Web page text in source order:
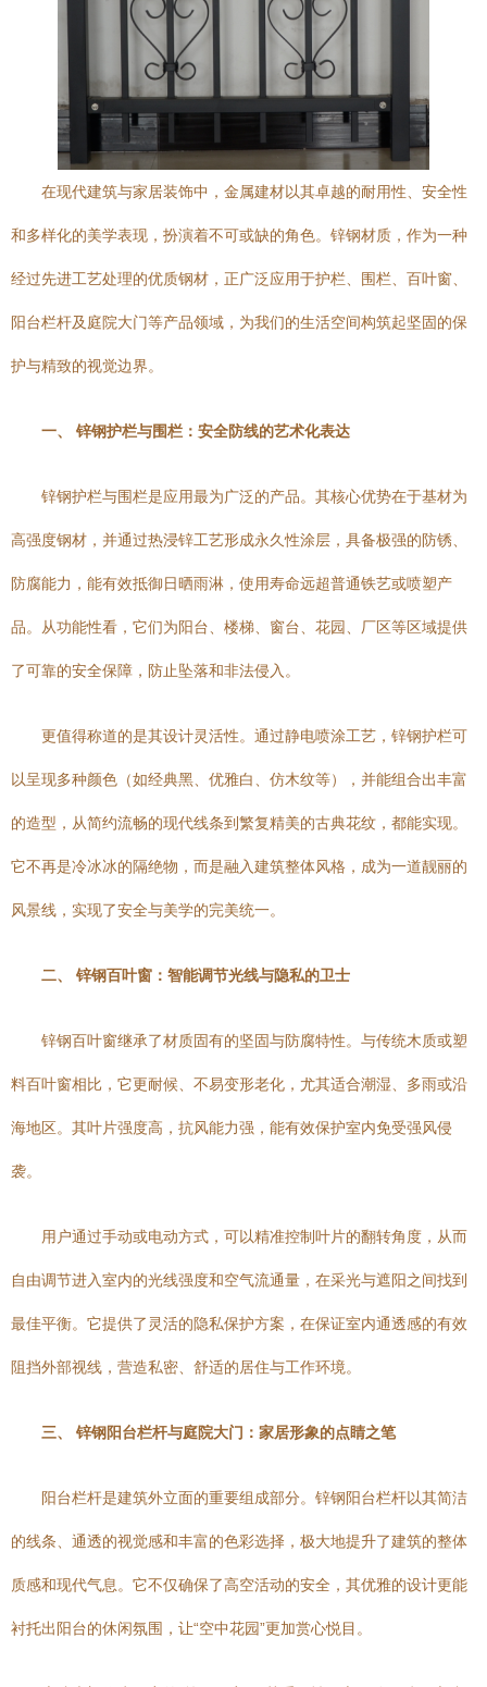
在现代建筑与家居装饰中，金属建材以其卓越的耐用性、安全性
和多样化的美学表现，扮演着不可或缺的角色。锌钢材质，作为一种
经过先进工艺处理的优质钢材，正广泛应用于护栏、围栏、百叶窗、
阳台栏杆及庭院大门等产品领域，为我们的生活空间构筑起坚固的保
护与精致的视觉边界。
一、 锌钢护栏与围栏：安全防线的艺术化表达
锌钢护栏与围栏是应用最为广泛的产品。其核心优势在于基材为
高强度钢材，并通过热浸锌工艺形成永久性涂层，具备极强的防锈、
防腐能力，能有效抵御日晒雨淋，使用寿命远超普通铁艺或喷塑产
品。从功能性看，它们为阳台、楼梯、窗台、花园、厂区等区域提供
了可靠的安全保障，防止坠落和非法侵入。
更值得称道的是其设计灵活性。通过静电喷涂工艺，锌钢护栏可
以呈现多种颜色（如经典黑、优雅白、仿木纹等），并能组合出丰富
的造型，从简约流畅的现代线条到繁复精美的古典花纹，都能实现。
它不再是冷冰冰的隔绝物，而是融入建筑整体风格，成为一道靓丽的
风景线，实现了安全与美学的完美统一。
二、 锌钢百叶窗：智能调节光线与隐私的卫士
锌钢百叶窗继承了材质固有的坚固与防腐特性。与传统木质或塑
料百叶窗相比，它更耐候、不易变形老化，尤其适合潮湿、多雨或沿
海地区。其叶片强度高，抗风能力强，能有效保护室内免受强风侵
袭。
用户通过手动或电动方式，可以精准控制叶片的翻转角度，从而
自由调节进入室内的光线强度和空气流通量，在采光与遮阳之间找到
最佳平衡。它提供了灵活的隐私保护方案，在保证室内通透感的有效
阻挡外部视线，营造私密、舒适的居住与工作环境。
三、 锌钢阳台栏杆与庭院大门：家居形象的点睛之笔
阳台栏杆是建筑外立面的重要组成部分。锌钢阳台栏杆以其简洁
的线条、通透的视觉感和丰富的色彩选择，极大地提升了建筑的整体
质感和现代气息。它不仅确保了高空活动的安全，其优雅的设计更能
衬托出阳台的休闲氛围，让“空中花园”更加赏心悦目。